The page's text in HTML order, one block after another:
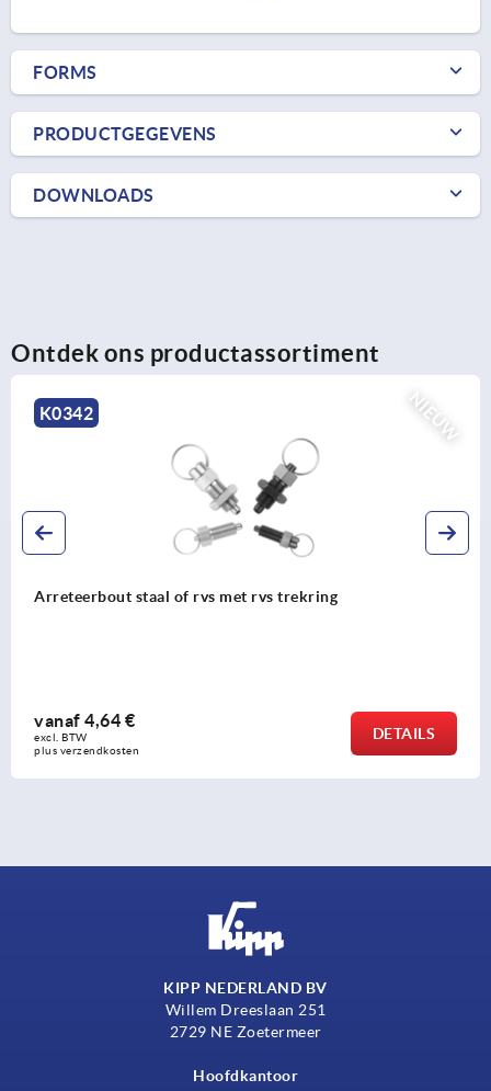
FORMS
PRODUCTGEGEVENS
DOWNLOADS
Ontdek ons productassortiment
NIEUW
DETAILS
Arreteerbout staal of roestvrij staal,
KIPP NEDERLAND BV
Willem Dreeslaan 251
2729 NE Zoetermeer
Hoofdkantoor